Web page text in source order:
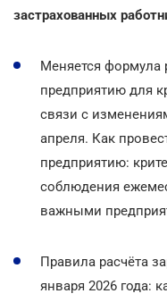
застрахованных
Меняется формула
предприятию для
связи с
апреля. Как
предприятию:
соблюдения
важными
Правила расчёта
января 2026 года: